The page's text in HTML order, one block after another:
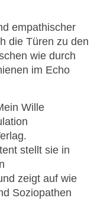
empathischer
die Türen zu den
wie durch
im Echo
Wille
stellt sie in
zeigt auf wie
Soziopathen